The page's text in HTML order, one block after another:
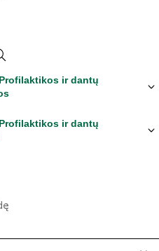
Profilaktikos ir dantų
Profilaktikos ir dantų